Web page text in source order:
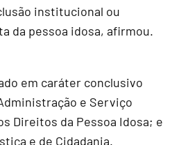
institucional ou
da pessoa idosa, afirmou.
em caráter conclusivo
e Serviço
Direitos da Pessoa Idosa; e
e de Cidadania.